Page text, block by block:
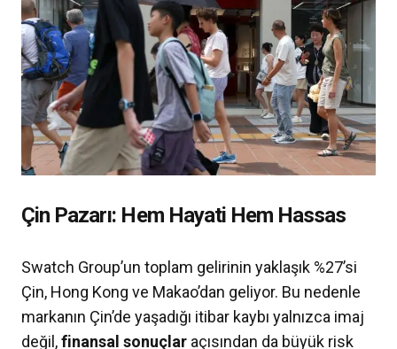
Çin Pazarı: Hem Hayati Hem Hassas
Swatch Group’un toplam gelirinin yaklaşık %27’si
Çin, Hong Kong ve Makao’dan geliyor. Bu nedenle
markanın Çin’de yaşadığı itibar kaybı yalnızca imaj
değil,finansal sonuçlar açısından da büyük risk